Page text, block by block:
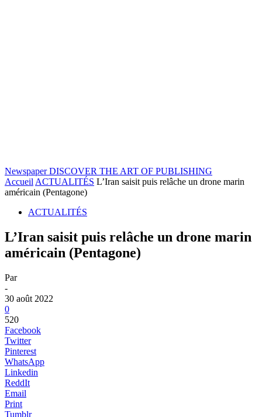
Newspaper DISCOVER THE ART OF PUBLISHING
Accueil ACTUALITÉS L’Iran saisit puis relâche un drone marin
américain (Pentagone)
ACTUALITÉS
L’Iran saisit puis relâche un drone marin
américain (Pentagone)
Par
-
30 août 2022
0
520
Facebook
Twitter
Pinterest
WhatsApp
Linkedin
ReddIt
Email
Print
Tumblr